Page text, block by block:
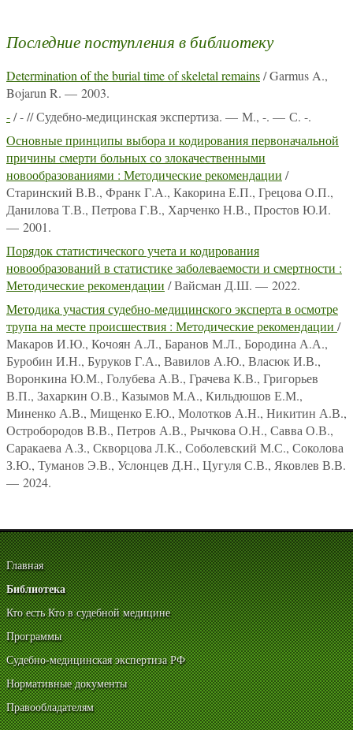
Последние поступления в библиотеку
Determination of the burial time of skeletal remains/ Garmus A.,
Bojarun R. — 2003.
-/ - // Судебно-медицинская экспертиза. — М., -. — С. -.
Основные принципы выбора и кодирования первоначальной
причины смерти больных со злокачественными
новообразованиями : Методические рекомендации /
Старинский В.В., Франк Г.А., Какорина Е.П., Грецова О.П.,
Данилова Т.В., Петрова Г.В., Харченко Н.В., Простов Ю.И.
— 2001.
Порядок статистического учета и кодирования
новообразований в статистике заболеваемости и смертности :
Методические рекомендации / Вайсман Д.Ш. — 2022.
Методика участия судебно-медицинского эксперта в осмотре
трупа на месте происшествия : Методические рекомендации /
Макаров И.Ю., Кочоян А.Л., Баранов М.Л., Бородина А.А.,
Буробин И.Н., Буруков Г.А., Вавилов А.Ю., Власюк И.В.,
Воронкина Ю.М., Голубева А.В., Грачева К.В., Григорьев
В.П., Захаркин О.В., Казымов М.А., Кильдюшов Е.М.,
Миненко А.В., Мищенко Е.Ю., Молотков А.Н., Никитин А.В.,
Остробородов В.В., Петров А.В., Рычкова О.Н., Савва О.В.,
Саракаева А.З., Скворцова Л.К., Соболевский М.С., Соколова
З.Ю., Туманов Э.В., Услонцев Д.Н., Цугуля С.В., Яковлев В.В.
— 2024.
Главная
Библиотека
Кто есть Кто в судебной медицине
Программы
Судебно-медицинская экспертиза РФ
Нормативные документы
Правообладателям